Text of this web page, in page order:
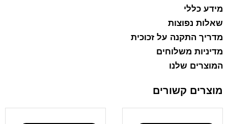
מידע כללי
שאלות נפוצות
מדריך התקנה על זכוכית
מדיניות משלוחים
המוצרים שלנו
מוצרים קשורים